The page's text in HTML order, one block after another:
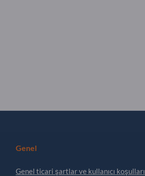
Genel
Genel ticari şartlar ve kullanıcı koşulları